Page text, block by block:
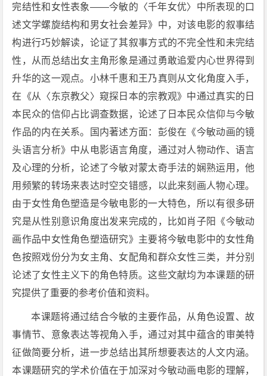
完结性和女性表象——今敏的〈千年女优〉中所表现的口
述文学螺旋结构和男女社会差异》中，对该电影的叙事结
构进行巧妙解读，论证了其叙事方式的不完全性和未完结
性，从而总结出女主角形象是通过勇敢追爱内心世界得到
升华的这一观点。小林千惠和王乃真则从文化角度入手，
在《从〈东京教父〉窥探日本的宗教观》中通过真实的日
本民众的信仰占比调查数据，论述了日本民众信仰与今敏
作品的内在关系。国内著述方面：彭俊在《今敏动画的镜
头语言分析》中从电影语言角度，通过对人物动作、语言
及心理的分析，论述了今敏对蒙太奇手法的娴熟运用，他
用频繁的转场来表达时空交错感，以此来刻画人物心理。
由于女性角色塑造是今敏电影的一大特色，所以有很多研
究是从性别意识角度出发来完成的，比如肖子阳《今敏动
画作品中女性角色塑造研究》主要将今敏电影中的女性角
色按照戏份分为女主角、女配角和群众女性三类，并分别
论述了女性主义下的角色特质。这些文献均为本课题的研
究提供了重要的参考价值和资料。
本课题将通过结合今敏的主要作品，从角色设置、故
事情节、意象表达等视角入手，通过对其中蕴含的审美特
征做简要分析，进一步总结出其所想要表达的人文内涵。
本课题研究的学术价值在于加深对今敏动画电影的理解，